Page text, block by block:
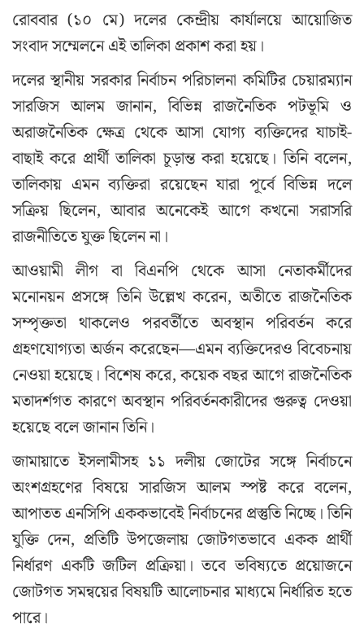
রোববার (১০ মে) দলের কেন্দ্রীয় কার্যালয়ে আয়োজিত
সংবাদ সম্মেলনে এই তালিকা প্রকাশ করা হয়।
দলের স্থানীয় সরকার নির্বাচন পরিচালনা কমিটির চেয়ারম্যান
সারজিস আলম জানান, বিভিন্ন রাজনৈতিক পটভূমি ও
অরাজনৈতিক ক্ষেত্র থেকে আসা যোগ্য ব্যক্তিদের যাচাই-
বাছাই করে প্রার্থী তালিকা চূড়ান্ত করা হয়েছে। তিনি বলেন,
তালিকায় এমন ব্যক্তিরা রয়েছেন যারা পূর্বে বিভিন্ন দলে
সক্রিয় ছিলেন, আবার অনেকেই আগে কখনো সরাসরি
রাজনীতিতে যুক্ত ছিলেন না।
আওয়ামী লীগ বা বিএনপি থেকে আসা নেতাকর্মীদের
মনোনয়ন প্রসঙ্গে তিনি উল্লেখ করেন, অতীতে রাজনৈতিক
সম্পৃক্ততা থাকলেও পরবর্তীতে অবস্থান পরিবর্তন করে
গ্রহণযোগ্যতা অর্জন করেছেন—এমন ব্যক্তিদেরও বিবেচনায়
নেওয়া হয়েছে। বিশেষ করে, কয়েক বছর আগে রাজনৈতিক
মতাদর্শগত কারণে অবস্থান পরিবর্তনকারীদের গুরুত্ব দেওয়া
হয়েছে বলে জানান তিনি।
জামায়াতে ইসলামীসহ ১১ দলীয় জোটের সঙ্গে নির্বাচনে
অংশগ্রহণের বিষয়ে সারজিস আলম স্পষ্ট করে বলেন,
আপাতত এনসিপি এককভাবেই নির্বাচনের প্রস্তুতি নিচ্ছে। তিনি
যুক্তি দেন, প্রতিটি উপজেলায় জোটগতভাবে একক প্রার্থী
নির্ধারণ একটি জটিল প্রক্রিয়া। তবে ভবিষ্যতে প্রয়োজনে
জোটগত সমন্বয়ের বিষয়টি আলোচনার মাধ্যমে নির্ধারিত হতে
পারে।